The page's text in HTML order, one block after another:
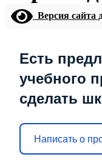
Версия сайта
Есть
учебного
сделать
Написать о